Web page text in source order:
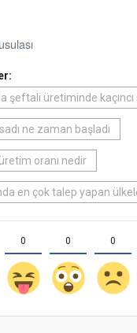
şeftali üretiminde kaçıncı
ne zaman başladı
oranı nedir
en çok talep yapan
0 0 0